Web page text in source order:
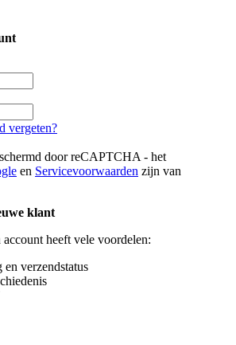
vergeten?
door reCAPTCHA - het
en Servicevoorwaarden zijn van
klant
heeft vele voordelen:
verzendstatus